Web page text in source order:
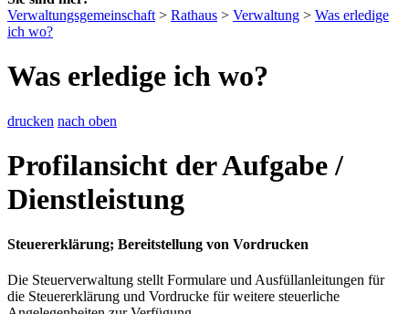
Verwaltungsgemeinschaft > Rathaus > Verwaltung > Was erledige
ich wo?
Was erledige ich wo?
drucken nach oben
Profilansicht der Aufgabe /
Dienstleistung
Steuererklärung; Bereitstellung von Vordrucken
Die Steuerverwaltung stellt Formulare und Ausfüllanleitungen für
die Steuererklärung und Vordrucke für weitere steuerliche